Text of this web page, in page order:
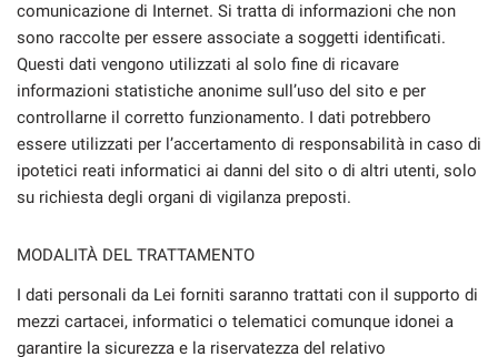
comunicazione di Internet. Si tratta di informazioni che non
sono raccolte per essere associate a soggetti identificati.
Questi dati vengono utilizzati al solo fine di ricavare
informazioni statistiche anonime sull’uso del sito e per
controllarne il corretto funzionamento. I dati potrebbero
essere utilizzati per l’accertamento di responsabilità in caso di
ipotetici reati informatici ai danni del sito o di altri utenti, solo
su richiesta degli organi di vigilanza preposti.
MODALITÀ DEL TRATTAMENTO
I dati personali da Lei forniti saranno trattati con il supporto di
mezzi cartacei, informatici o telematici comunque idonei a
garantire la sicurezza e la riservatezza del relativo